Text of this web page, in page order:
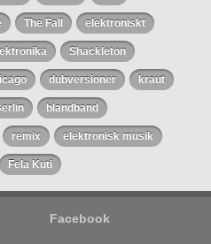
The Fall elektroniskt
Shackleton
dubversioner kraut
blandband
remix elektronisk musik
Fela Kuti
Facebook